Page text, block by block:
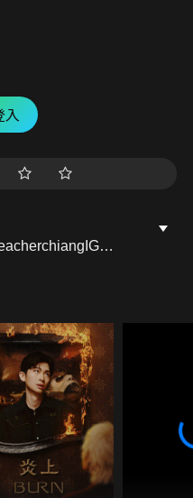
入